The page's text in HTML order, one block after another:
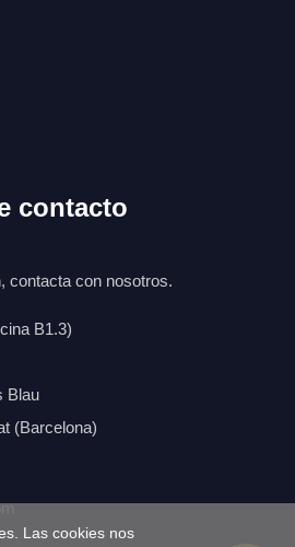
contacto
contacta con nosotros.
B1.3)
Blau
(Barcelona)
Las cookies nos